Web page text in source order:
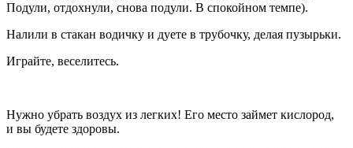
Подули, отдохнули, снова подули. В спокойном темпе).
Налили в стакан водичку и дуете в трубочку, делая пузырьки.
Играйте, веселитесь.
Нужно убрать воздух из легких! Его место займет кислород,
и вы будете здоровы.